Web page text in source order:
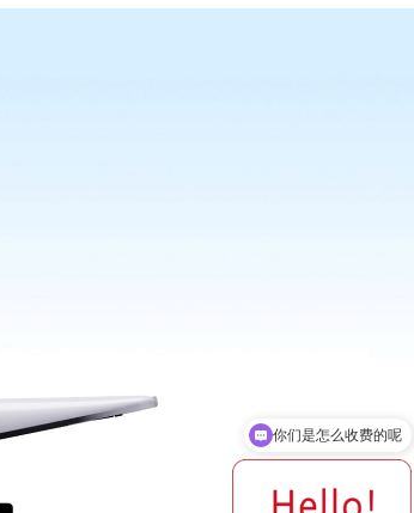
你们公司在哪里？